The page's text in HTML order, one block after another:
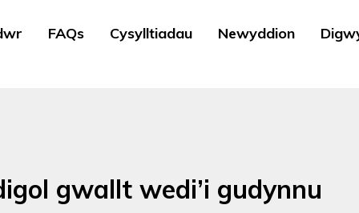
FAQs Cysylltiadau Newyddion
gwallt wedi’i gudynnu